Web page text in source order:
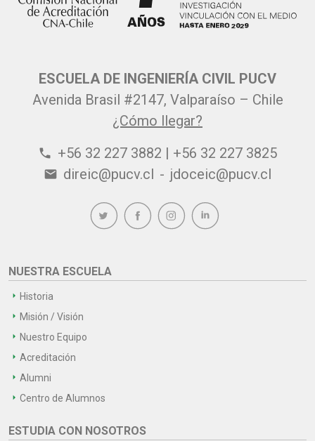
ESCUELA DE INGENIERÍA CIVIL PUCV
Avenida Brasil #2147, Valparaíso – Chile
¿Cómo llegar?
phone +56 32 227 3882 | +56 32 227 3825
email direic@pucv.cl - jdoceic@pucv.cl
NUESTRA ESCUELA
Historia
Misión / Visión
Nuestro Equipo
Acreditación
Alumni
Centro de Alumnos
ESTUDIA CON NOSOTROS